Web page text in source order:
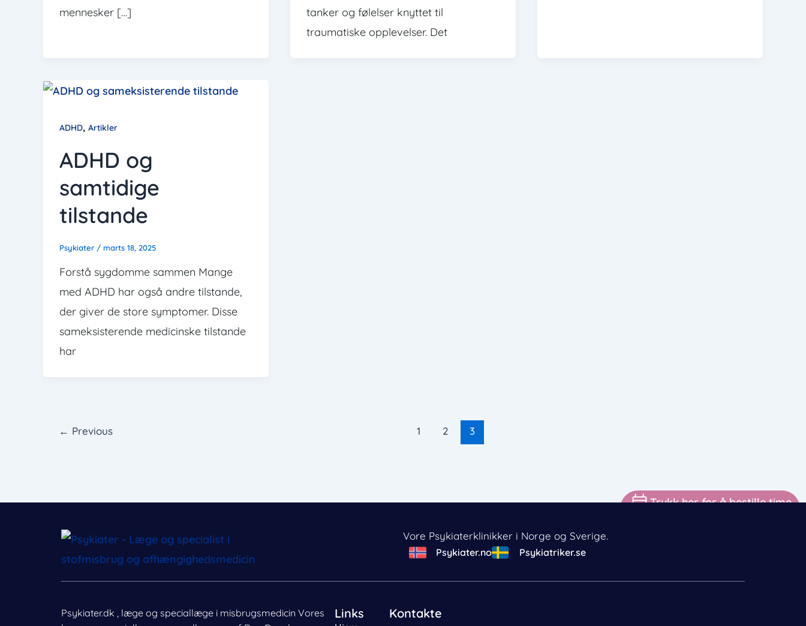
mennesker […]
tanker og følelser knyttet til
traumatiske opplevelser. Det
ADHD, Artikler
ADHD og
samtidige
tilstande
Psykiater / marts 18, 2025
Forstå sygdomme sammen Mange
med ADHD har også andre tilstande,
der giver de store symptomer. Disse
sameksisterende medicinske tilstande
har
← Previous 1 2 3
Trykk her for å bestille time
Vore Psykiaterklinikker i Norge og Sverige.
Psykiater.no Psykiatriker.se
Psykiater.dk , læge og speciallæge i misbrugsmedicin Vores
Links Kontakte